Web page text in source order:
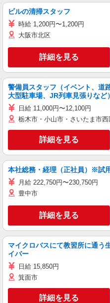
ビルの清掃スタッフ
時給 1,200円〜1,200円
大阪市北区
詳細を見る
警備員スタッフ（イベント、道
大型駐車場、JR列車見張りなど）
日給 11,000円〜12,100円
栃木市・小山市・さいたま市
詳細を見る
本社総務・経理（正社員）※試
月給 222,750円〜230,750円
豊中市
詳細を見る
マイクロバスにて教習所に通う
イバー
日給 15,850円
箕面市
詳細を見る